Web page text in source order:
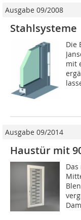
Ausgabe 09/2008
Stahlsysteme
Die
mit
Ausgabe 09/2014
Haustür mit